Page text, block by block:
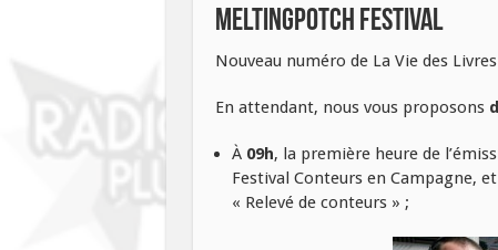
Meltingpotch Festival
Nouveau numéro de La Vie des
En attendant, nous vous proposons
À09h, la première heure de
Festival Conteurs en Campagne,
« Relevé de conteurs » ;